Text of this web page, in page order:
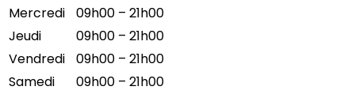
Mercredi
09h00 – 21h00
Jeudi
09h00 – 21h00
Vendredi
09h00 – 21h00
Samedi
09h00 – 21h00